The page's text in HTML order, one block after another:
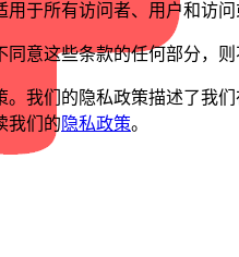
于所有访问者、用户和访问
意这些条款的任何部分，则
我们的隐私政策描述了我
我们的 隐私政策。